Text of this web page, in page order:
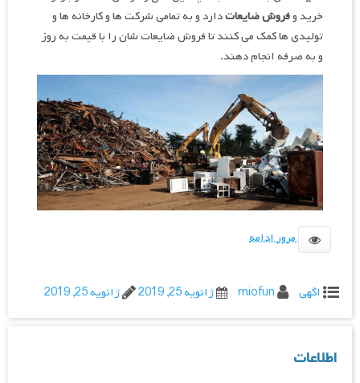
خرید وفروش ضایعاتدارد و به تمامی شرکت ها و کارخانه ها و
تولیدی ها کمک می کنند تا فروش ضایعات شان را با قیمت به روز
و به صرفه انجام دهند.
مرور ادامه
اگهی miofun ژانویه 25, 2019 ژانویه 25, 2019
اطلاعات